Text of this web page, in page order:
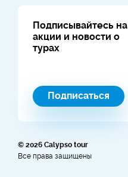
Подписывайтесь на
акции и новости о
турах
Подписаться
© 2026 Calypso tour
Все права защищены